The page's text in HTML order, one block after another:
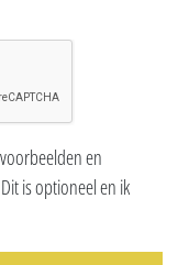
en
is optioneel en ik